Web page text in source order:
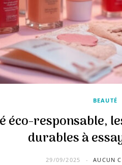
BEAUTÉ
éco-responsable,
durables à
29/09/2025 AUCUN